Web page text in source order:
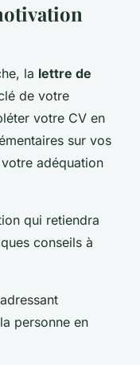
la lettre de
de votre
votre CV en
sur vos
adéquation
qui retiendra
conseils à
personne en